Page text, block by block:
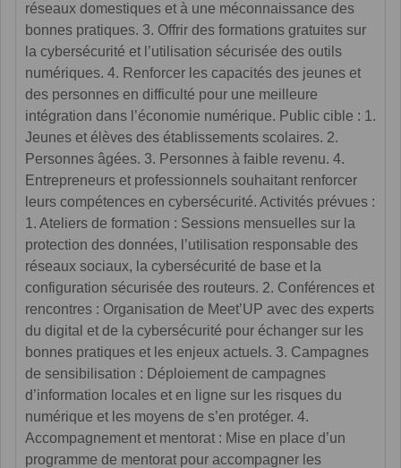
réseaux domestiques et à une méconnaissance des
bonnes pratiques. 3. Offrir des formations gratuites sur
la cybersécurité et l’utilisation sécurisée des outils
numériques. 4. Renforcer les capacités des jeunes et
des personnes en difficulté pour une meilleure
intégration dans l’économie numérique. Public cible : 1.
Jeunes et élèves des établissements scolaires. 2.
Personnes âgées. 3. Personnes à faible revenu. 4.
Entrepreneurs et professionnels souhaitant renforcer
leurs compétences en cybersécurité. Activités prévues :
1. Ateliers de formation : Sessions mensuelles sur la
protection des données, l’utilisation responsable des
réseaux sociaux, la cybersécurité de base et la
configuration sécurisée des routeurs. 2. Conférences et
rencontres : Organisation de Meet’UP avec des experts
du digital et de la cybersécurité pour échanger sur les
bonnes pratiques et les enjeux actuels. 3. Campagnes
de sensibilisation : Déploiement de campagnes
d’information locales et en ligne sur les risques du
numérique et les moyens de s’en protéger. 4.
Accompagnement et mentorat : Mise en place d’un
programme de mentorat pour accompagner les